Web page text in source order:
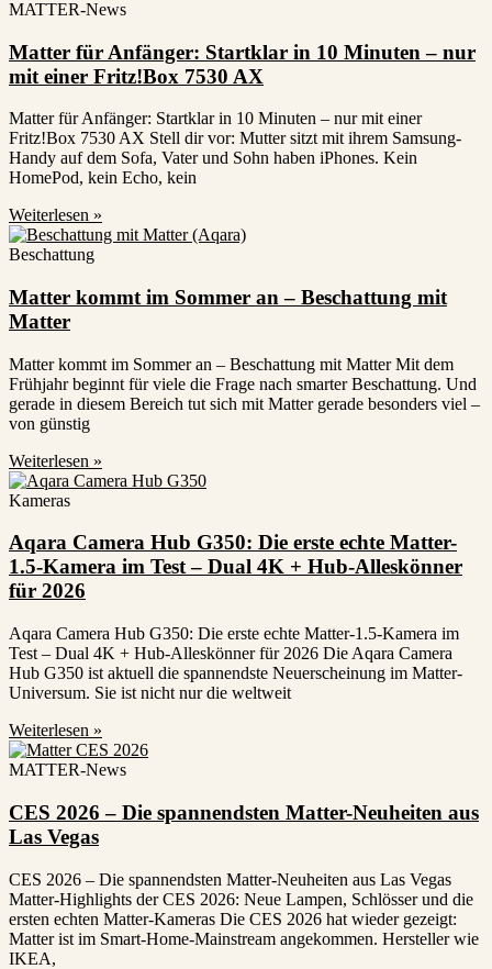
MATTER-News
Matter für Anfänger: Startklar in 10 Minuten – nur
mit einer Fritz!Box 7530 AX
Matter für Anfänger: Startklar in 10 Minuten – nur mit einer
Fritz!Box 7530 AX Stell dir vor: Mutter sitzt mit ihrem Samsung-
Handy auf dem Sofa, Vater und Sohn haben iPhones. Kein
HomePod, kein Echo, kein
Weiterlesen »
Beschattung
Matter kommt im Sommer an – Beschattung mit
Matter
Matter kommt im Sommer an – Beschattung mit Matter Mit dem
Frühjahr beginnt für viele die Frage nach smarter Beschattung. Und
gerade in diesem Bereich tut sich mit Matter gerade besonders viel –
von günstig
Weiterlesen »
Kameras
Aqara Camera Hub G350: Die erste echte Matter-
1.5-Kamera im Test – Dual 4K + Hub-Alleskönner
für 2026
Aqara Camera Hub G350: Die erste echte Matter-1.5-Kamera im
Test – Dual 4K + Hub-Alleskönner für 2026 Die Aqara Camera
Hub G350 ist aktuell die spannendste Neuerscheinung im Matter-
Universum. Sie ist nicht nur die weltweit
Weiterlesen »
MATTER-News
CES 2026 – Die spannendsten Matter-Neuheiten aus
Las Vegas
CES 2026 – Die spannendsten Matter-Neuheiten aus Las Vegas
Matter-Highlights der CES 2026: Neue Lampen, Schlösser und die
ersten echten Matter-Kameras Die CES 2026 hat wieder gezeigt:
Matter ist im Smart-Home-Mainstream angekommen. Hersteller wie
IKEA,